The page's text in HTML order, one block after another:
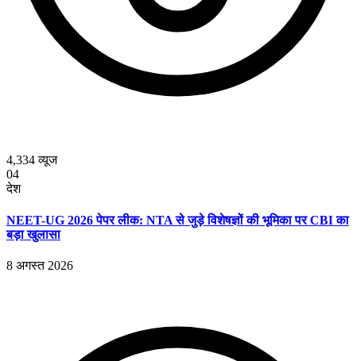
4,334व्यूज
04
देश
NEET-UG 2026 पेपर लीक: NTA से जुड़े विशेषज्ञों की भूमिका पर CBI का
बड़ा खुलासा
8 अगस्त 2026